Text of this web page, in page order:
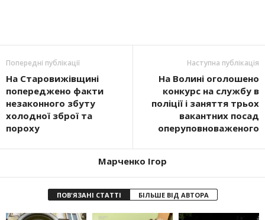
Попередні публікації
На Старовижівщині
попереджено факти
незаконного збуту
холодної зброї та
пороху
Наступна публікація
На Волині оголошено
конкурс на службу в
поліції і заняття трьох
вакантних посад
оперуповноваженого
Марченко Ігор
ПОВ'ЯЗАНІ СТАТТІ БІЛЬШЕ ВІД АВТОРА